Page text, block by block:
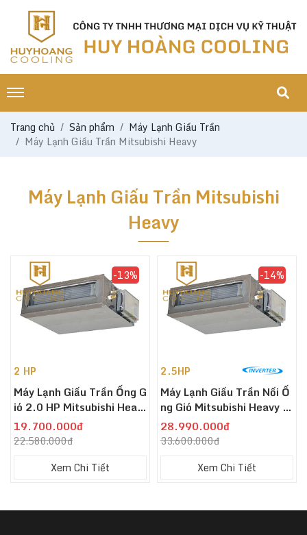
Trang chủ Sản phẩm
Máy Lạnh Giấu Trần
Máy Lạnh Giấu Trần Mitsubishi Heavy
Máy Lạnh Giấu Trần Mitsubishi
Heavy
2 HP
Máy Lạnh Giấu Trần Ống G
Ió 2.0 HP Mitsubishi Heav
Y FDUM50CNV-S5
19.700.000đ
22.580.000đ
-13%
Xem Chi Tiết
2.5HP
Máy Lạnh Giấu Trần Nối Ố
Ng Gió Mitsubishi Heavy F
DUM60YA-W5 Inverter 2.
5 HP
28.990.000đ
33.600.000đ
-14%
Xem Chi Tiết